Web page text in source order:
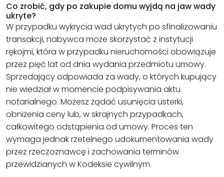
Co zrobić, gdy po zakupie domu wyjdą na jaw wady
ukryte?
W przypadku wykrycia wad ukrytych po sfinalizowaniu
transakcji, nabywca może skorzystać z instytucji
rękojmi, która w przypadku nieruchomości obowiązuje
przez pięć lat od dnia wydania przedmiotu umowy.
Sprzedający odpowiada za wady, o których kupujący
nie wiedział w momencie podpisywania aktu
notarialnego. Możesz żądać usunięcia usterki,
obniżenia ceny lub, w skrajnych przypadkach,
całkowitego odstąpienia od umowy. Proces ten
wymaga jednak rzetelnego udokumentowania wady
przez rzeczoznawcę i zachowania terminów
przewidzianych w Kodeksie cywilnym.